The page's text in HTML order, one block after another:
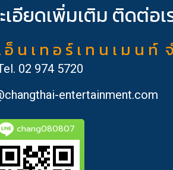
อียดเพิ่มเติม ติดต่อเ
น เ ท อ ร์ เ ท น เ ม น ท์
02 974 5720
entertainment.com
chang080807